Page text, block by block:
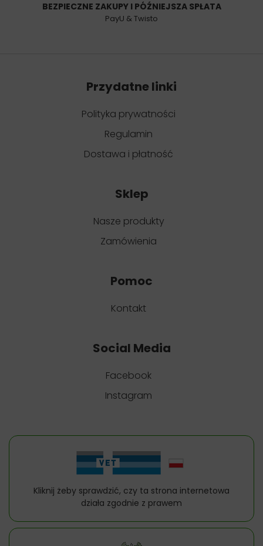
BEZPIECZNE ZAKUPY I PÓŹNIEJSZA SPŁATA
PayU & Twisto
Przydatne linki
Polityka prywatności
Regulamin
Dostawa i płatność
Sklep
Nasze produkty
Zamówienia
Pomoc
Kontakt
Social Media
Facebook
Instagram
Kliknij żeby sprawdzić, czy ta strona internetowa
działa zgodnie z prawem